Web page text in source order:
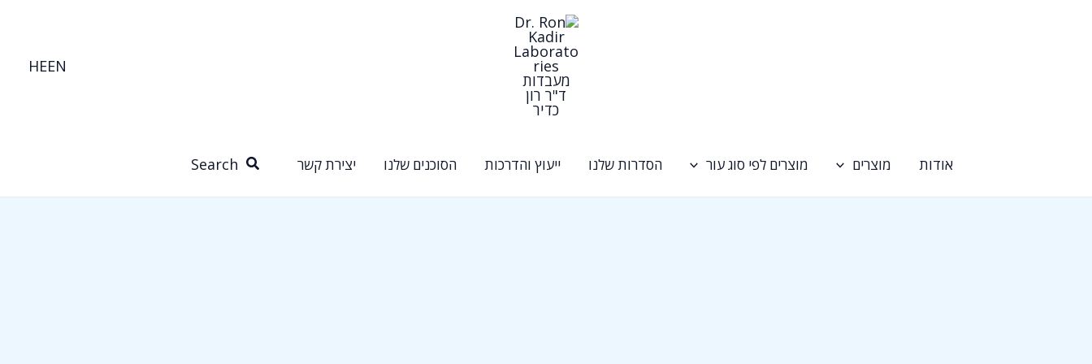
EN
HE
אודות מוצרים מוצרים לפי סוג עור הסדרות שלנו ייעוץ והדרכות הסוכנים שלנו יצירת קשר
for: